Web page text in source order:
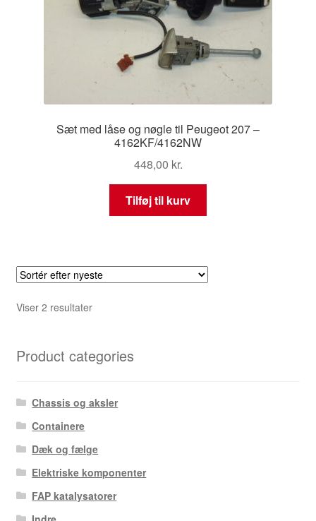
Sæt med låse og nøgle til Peugeot 207 –
4162KF/4162NW
448,00 kr.
Tilføj til kurv
Viser 2 resultaterSorteret
Product categories
Chassis og aksler
Containere
Dæk og fælge
Elektriske komponenter
FAP katalysatorer